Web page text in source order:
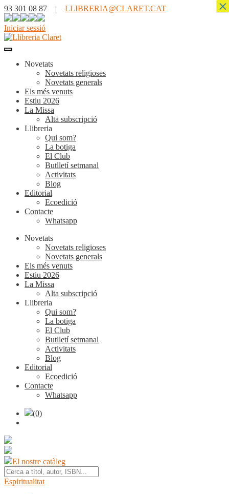
93 301 08 87 | LLIBRERIA@CLARET.CAT
Iniciar sessió
Novetats
Novetats religioses
Novetats generals
Els més venuts
Estiu 2026
La Missa
Alta subscripció
Llibreria
Qui som?
La botiga
El Club
Butlletí setmanal
Activitats
Blog
Editorial
Ecoedició
Contacte
Whatsapp
Novetats
Novetats religioses
Novetats generals
Els més venuts
Estiu 2026
La Missa
Alta subscripció
Llibreria
Qui som?
La botiga
El Club
Butlletí setmanal
Activitats
Blog
Editorial
Ecoedició
Contacte
Whatsapp
(0)
El nostre catàleg
Espiritualitat
×